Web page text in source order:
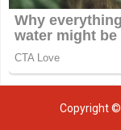
Copyright ©